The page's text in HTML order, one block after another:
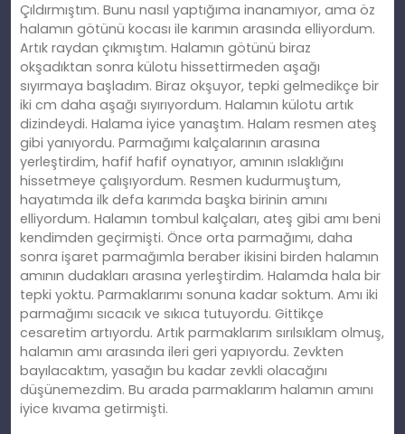
Çıldırmıştım. Bunu nasıl yaptığıma inanamıyor, ama öz
halamın götünü kocası ile karımın arasında elliyordum.
Artık raydan çıkmıştım. Halamın götünü biraz
okşadıktan sonra külotu hissettirmeden aşağı
sıyırmaya başladım. Biraz okşuyor, tepki gelmedikçe bir
iki cm daha aşağı sıyırıyordum. Halamın külotu artık
dizindeydi. Halama iyice yanaştım. Halam resmen ateş
gibi yanıyordu. Parmağımı kalçalarının arasına
yerleştirdim, hafif hafif oynatıyor, amının ıslaklığını
hissetmeye çalışıyordum. Resmen kudurmuştum,
hayatımda ilk defa karımda başka birinin amını
elliyordum. Halamın tombul kalçaları, ateş gibi amı beni
kendimden geçirmişti. Önce orta parmağımı, daha
sonra işaret parmağımla beraber ikisini birden halamın
amının dudakları arasına yerleştirdim. Halamda hala bir
tepki yoktu. Parmaklarımı sonuna kadar soktum. Amı iki
parmağımı sıcacık ve sıkıca tutuyordu. Gittikçe
cesaretim artıyordu. Artık parmaklarım sırılsıklam olmuş,
halamın amı arasında ileri geri yapıyordu. Zevkten
bayılacaktım, yasağın bu kadar zevkli olacağını
düşünemezdim. Bu arada parmaklarım halamın amını
iyice kıvama getirmişti.